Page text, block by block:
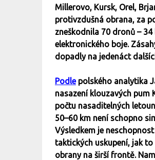
Millerovo, Kursk, Orel,
protivzdušná obrana, za
zneškodnila 70 dronů –
elektronického boje.
dopadly na jedenáct
Podlepolského analytika
nasazení klouzavých pum
počtu nasaditelných
50–60 km není schopno
Výsledkem je
taktických uskupení, jak
obrany na širší frontě.